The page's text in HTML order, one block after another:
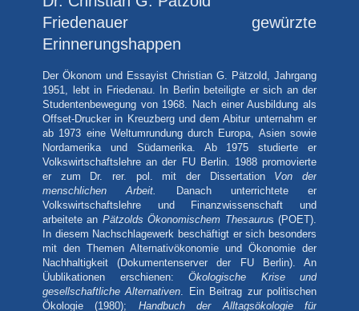
Friedenauer gewürzte
Erinnerungshappen
Der Ökonom und Essayist Christian G. Pätzold, Jahrgang
1951, lebt in Friedenau. In Berlin beteiligte er sich an der
Studentenbewegung von 1968. Nach einer Ausbildung als
Offset-Drucker in Kreuzberg und dem Abitur unternahm er
ab 1973 eine Weltumrundung durch Europa, Asien sowie
Nordamerika und Südamerika. Ab 1975 studierte er
Volkswirtschaftslehre an der FU Berlin. 1988 promovierte
er zum Dr. rer. pol. mit der Dissertation Von der
menschlichen Arbeit.
Danach unterrichtete er
Volkswirtschaftslehre und Finanzwissenschaft und
arbeitete an Pätzolds Ökonomischem Thesaurus (POET).
In diesem Nachschlagewerk beschäftigt er sich besonders
mit den Themen Alternativökonomie und Ökonomie der
Nachhaltigkeit (Dokumentenserver der FU Berlin). An
Üublikationen erschienen: Ökologische Krise und
gesellschaftliche Alternativen . Ein Beitrag zur politischen
Ökologie (1980); Handbuch der Alltagsökologie für